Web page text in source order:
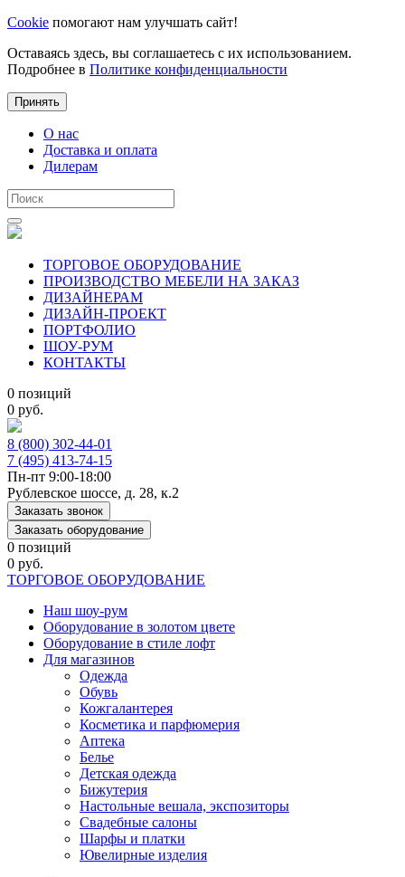
Cookie помогают нам улучшать сайт!
Оставаясь здесь, вы соглашаетесь с их использованием.
Подробнее в Политике конфиденциальности
Принять
О нас
Доставка и оплата
Дилерам
ТОРГОВОЕ ОБОРУДОВАНИЕ
ПРОИЗВОДСТВО МЕБЕЛИ НА ЗАКАЗ
ДИЗАЙНЕРАМ
ДИЗАЙН-ПРОЕКТ
ПОРТФОЛИО
ШОУ-РУМ
КОНТАКТЫ
0 позиций
0 руб.
8 (800) 302-44-01
7 (495) 413-74-15
Пн-пт 9:00-18:00
Рублевское шоссе, д. 28, к.2
Заказать звонок
Заказать оборудование
0 позиций
0 руб.
ТОРГОВОЕ ОБОРУДОВАНИЕ
Наш шоу-рум
Оборудование в золотом цвете
Оборудование в стиле лофт
Для магазинов
Одежда
Обувь
Кожгалантерея
Косметика и парфюмерия
Аптека
Белье
Детская одежда
Бижутерия
Настольные вешала, экспозиторы
Свадебные салоны
Шарфы и платки
Ювелирные изделия